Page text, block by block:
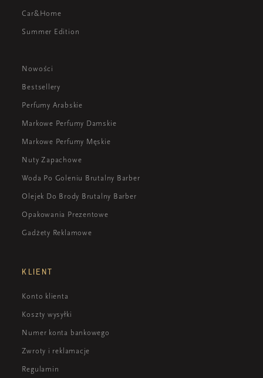
Car&Home
Summer Edition
Nowości
Bestsellery
Perfumy Arabskie
Markowe Perfumy Damskie
Markowe Perfumy Męskie
Nuty Zapachowe
Woda Po Goleniu Brutalny Barber
Olejek Do Brody Brutalny Barber
Opakowania Prezentowe
Gadżety Reklamowe
KLIENT
Konto klienta
Koszty wysyłki
Numer konta bankowego
Zwroty i reklamacje
Regulamin